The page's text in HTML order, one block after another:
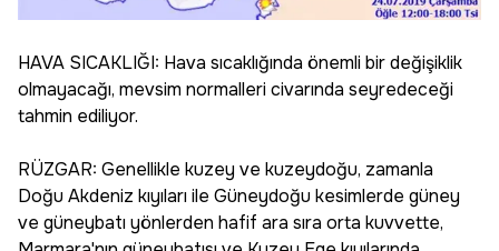
HAVA SICAKLIĞI: Hava sıcaklığında önemli bir değişiklik
olmayacağı, mevsim normalleri civarında seyredeceği
tahmin ediliyor.
RÜZGAR: Genellikle kuzey ve kuzeydoğu, zamanla
Doğu Akdeniz kıyıları ile Güneydoğu kesimlerde güney
ve güneybatı yönlerden hafif ara sıra orta kuvvette,